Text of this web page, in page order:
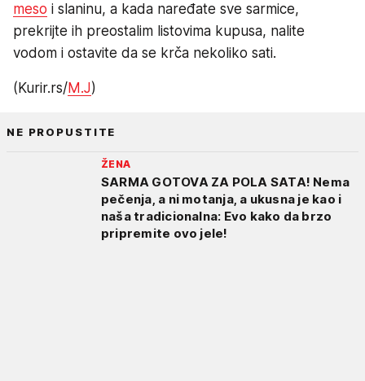
meso i slaninu, a kada naređate sve sarmice,
prekrijte ih preostalim listovima kupusa, nalite
vodom i ostavite da se krča nekoliko sati.
(Kurir.rs/M.J)
NE PROPUSTITE
ŽENA
SARMA GOTOVA ZA POLA SATA! Nema
pečenja, a ni motanja, a ukusna je kao i
naša tradicionalna: Evo kako da brzo
pripremite ovo jele!